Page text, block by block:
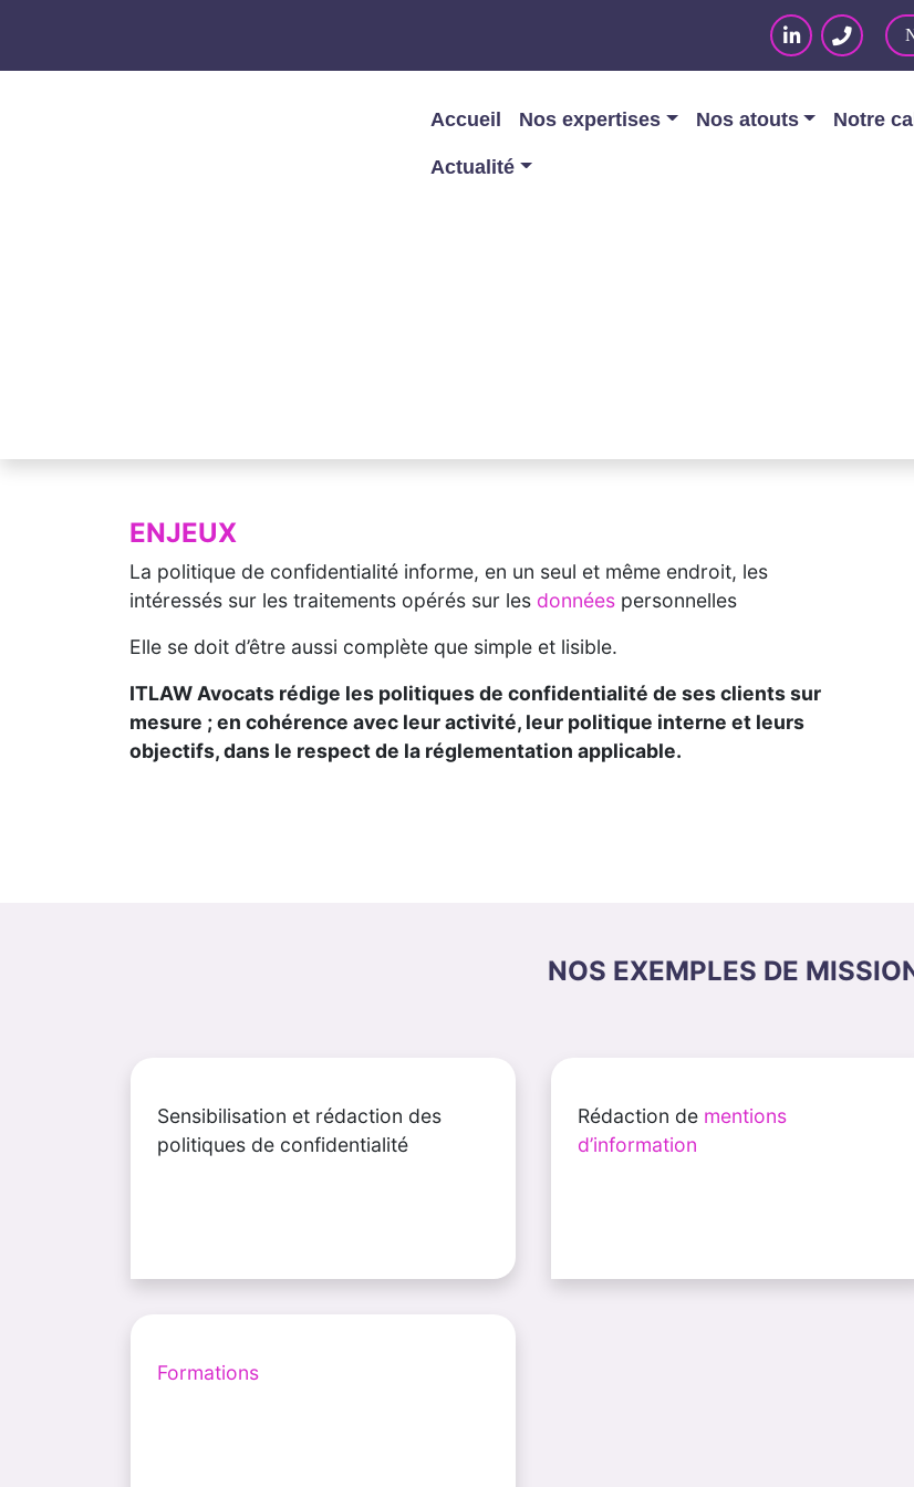
Accueil Nos expertises Nos atouts Notre
Actualité
ENJEUX
La politique de confidentialité informe, en un seul et même endroit, les
intéressés sur les traitements opérés sur les données personnelles
Elle se doit d’être aussi complète que simple et lisible.
ITLAW Avocats rédige les politiques de confidentialité de ses clients sur
mesure ; en cohérence avec leur activité, leur politique interne et leurs
objectifs, dans le respect de la réglementation applicable.
NOS EXEMPLES DE
Sensibilisation et rédaction des
politiques de confidentialité
Rédaction de mentions
d’information
Formations